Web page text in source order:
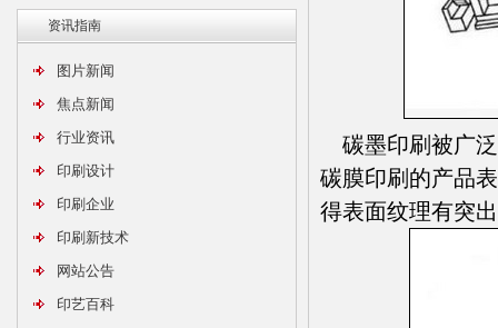
资讯指南
图片新闻
焦点新闻
行业资讯
印刷设计
印刷企业
印刷新技术
网站公告
印艺百科
碳墨印刷被广泛
碳膜印刷的产品
得表面纹理有突